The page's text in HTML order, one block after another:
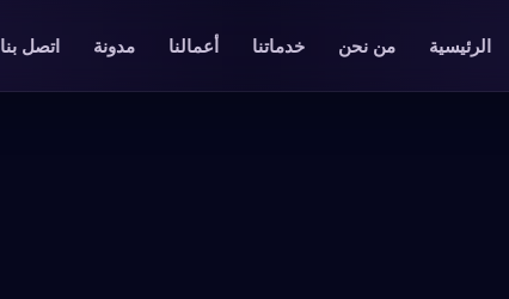
الرئيسية من نحن خدماتنا أعمالنا مدونة اتصل بنا